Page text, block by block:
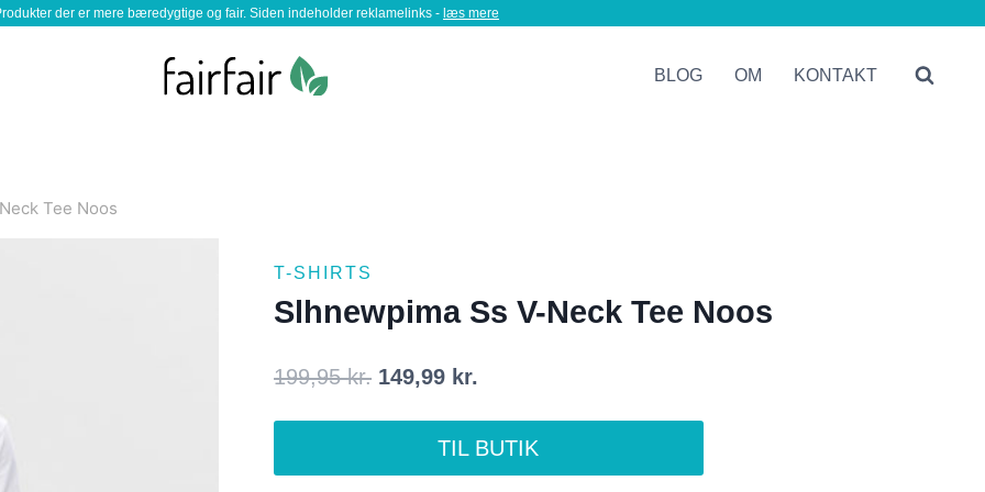
der er mere bæredygtige og fair. Siden indeholder reklamelinks - læs mere
BLOG OM KONTAKT
Tee Noos
T-SHIRTS
Slhnewpima Ss V-Neck Tee Noos
199,95kr. Den
oprindelige
149,99 kr.
aktuelle
pris
TIL BUTIK